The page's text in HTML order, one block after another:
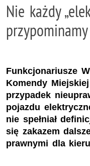
Nie każdy
Funkcjonariusze
Komendy
przypadek
pojazdu
nie spełniał
się zakazem
prawnymi dla